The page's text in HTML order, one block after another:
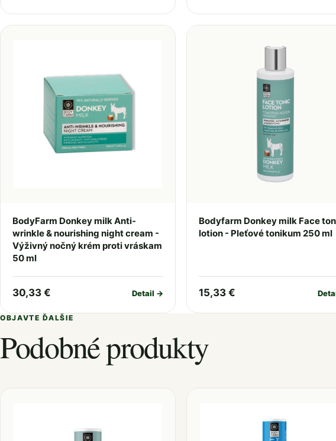
BodyFarm Donkey milk Anti-
wrinkle & nourishing night cream -
Výživný nočný krém proti vráskam
50 ml
30,33 € Detail →
Bodyfarm Donkey milk Face
lotion - Pleťové tonikum 250 ml
15,33 €
OBJAVTE ĎALŠIE
Podobné produkty